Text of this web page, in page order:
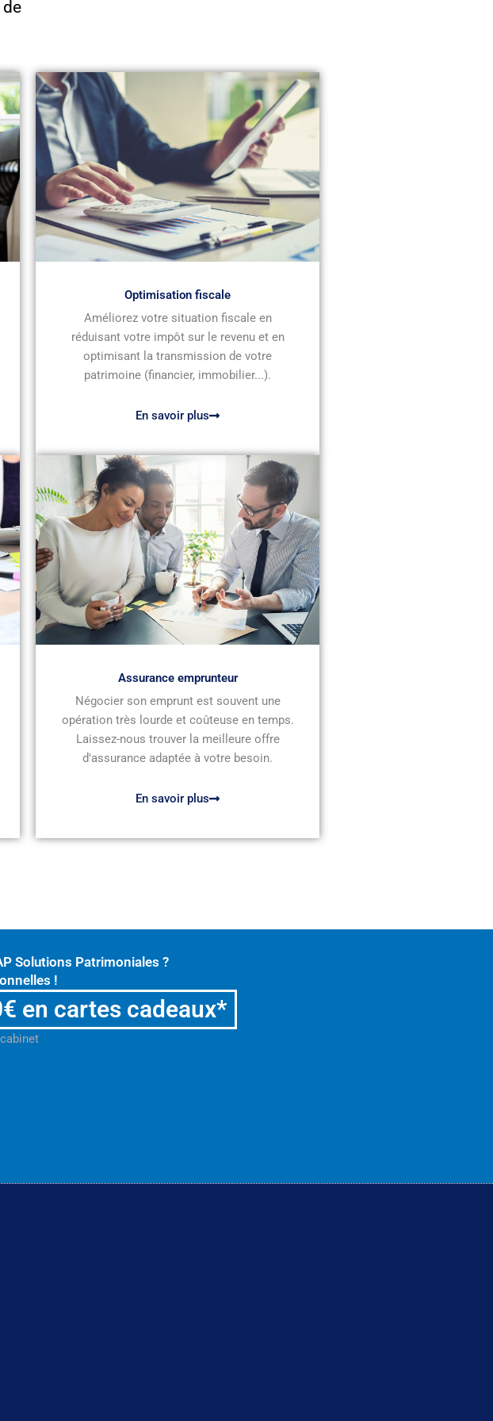
Optimisation fiscale
Améliorez votre situation fiscale en
réduisant votre impôt sur le revenu et en
optimisant la transmission de votre
patrimoine (financier, immobilier...).
En savoir plus
Assurance emprunteur
Négocier son emprunt est souvent une
opération très lourde et coûteuse en temps.
Laissez-nous trouver la meilleure offre
d'assurance adaptée à votre besoin.
En savoir plus
Solutions Patrimoniales ?
!
en cartes cadeaux*